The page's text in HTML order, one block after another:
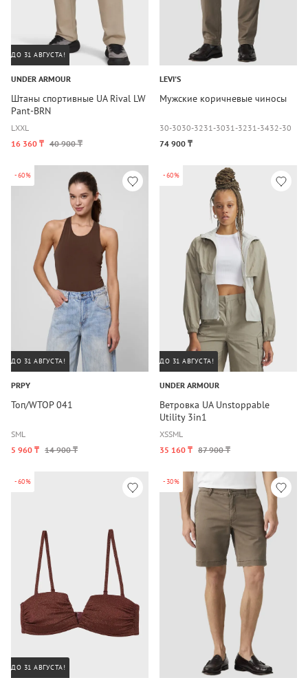
ДО 31 АВГУСТА!
UNDER ARMOUR
Штаны спортивные UA Rival LW
Pant-BRN
LXXL
16 360 ₸ 40 900 ₸
LEVI'S
Мужские коричневые чиносы
30-3030-3231-3031-3231-3432-30
32-34
34-3436-34
74 900 ₸
-60%
ДО 31 АВГУСТА!
PRPY
Топ/WTOP 041
SML
5 960 ₸ 14 900 ₸
-60%
ДО 31 АВГУСТА!
UNDER ARMOUR
Ветровка UA Unstoppable
Utility 3in1
XSSML
35 160 ₸ 87 900 ₸
-60%
ДО 31 АВГУСТА!
-30%